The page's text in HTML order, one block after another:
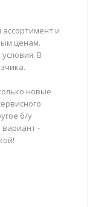
и
ценам.
В
новые
б/у
-